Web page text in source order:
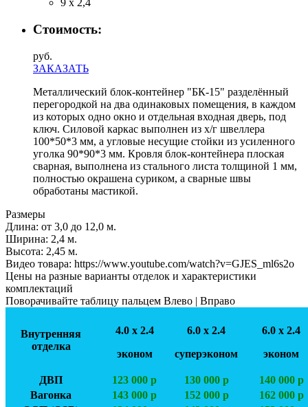
9 х 2,4
Стоимость:
руб.
ЗАКАЗАТЬ
Металлический блок-контейнер "БК-15" разделённый
перегородкой на два одинаковых помещения, в каждом
из которых одно окно и отдельная входная дверь, под
ключ. Силовой каркас выполнен из х/г швеллера
100*50*3 мм, а угловые несущие стойки из усиленного
уголка 90*90*3 мм. Кровля блок-контейнера плоская
сварная, выполнена из стального листа толщиной 1 мм,
полностью окрашена суриком, а сварные швы
обработаны мастикой.
Размеры
Длина: от 3,0 до 12,0 м.
Ширинa: 2,4 м.
Высота: 2,45 м.
Видео товара: https://www.youtube.com/watch?v=GJES_ml6s2o
Цены на разные варианты отделок и характеристики
комплектаций
Поворачивайте таблицу пальцем Влево | Вправо
Внутренняя
отделка
4.0 х 2.4
эконом
6.0 х 2.4
суперэконом
6.0 х 2.4
эконом
ДВП 123 000 р 130 000 р
140 000 р
Вагонка
143 000 р 152 000 р
162 000 р